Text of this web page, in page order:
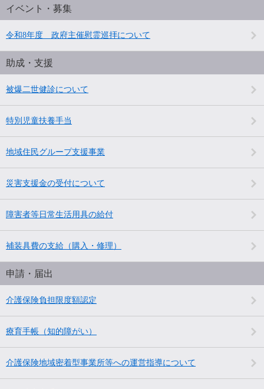
イベント・募集
令和8年度 政府主催慰霊巡拝について
助成・支援
被爆二世健診について
特別児童扶養手当
地域住民グループ支援事業
災害支援金の受付について
障害者等日常生活用具の給付
補装具費の支給（購入・修理）
申請・届出
介護保険負担限度額認定
療育手帳（知的障がい）
介護保険地域密着型事業所等への運営指導について